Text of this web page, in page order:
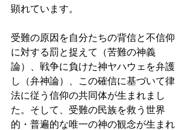
顕れています。
受難の原因を自分たちの背信と不信仰
に対する罰と捉えて（苦難の神義
論）、戦争に負けた神ヤハウェを弁護
し（弁神論）、この確信に基づいて律
法に従う信仰の共同体が生まれまし
た。そして、受難の民族を救う世界
的・普遍的な唯一の神の観念が生まれ